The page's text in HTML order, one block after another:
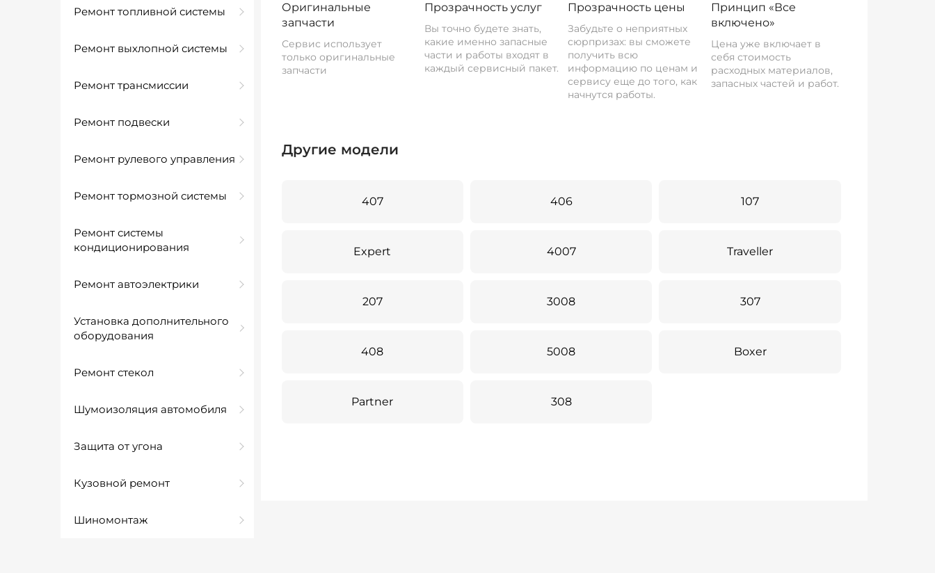
Ремонт топливной системы
Ремонт выхлопной системы
Ремонт трансмиссии
Ремонт подвески
Ремонт рулевого управления
Ремонт тормозной системы
Ремонт системы
кондиционирования
Ремонт автоэлектрики
Установка дополнительного
оборудования
Ремонт стекол
Шумоизоляция автомобиля
Защита от угона
Кузовной ремонт
Шиномонтаж
Оригинальные
запчасти
Сервис использует
только оригинальные
запчасти
Прозрачность услуг
Вы точно будете знать,
какие именно запасные
части и работы входят в
каждый сервисный пакет.
Прозрачность цены
Забудьте о неприятных
сюрпризах: вы сможете
получить всю
информацию по ценам и
сервису еще до того, как
начнутся работы.
Принцип «Все
включено»
Цена уже включает в
себя стоимость
расходных материалов,
запасных частей и работ.
Другие модели
407 406 107
Expert 4007 Traveller
207 3008 307
408 5008 Boxer
Partner 308